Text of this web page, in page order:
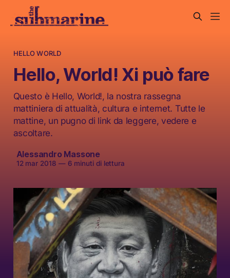
HELLO WORLD
Hello, World! Xi può fare
Questo è Hello, World!, la nostra rassegna
mattiniera di attualità, cultura e internet. Tutte le
mattine, un pugno di link da leggere, vedere e
ascoltare.
Alessandro Massone
12 mar 2018 —6 minuti di lettura